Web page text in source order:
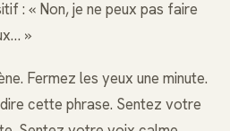
: « Non, je ne peux pas faire
»
Fermez les yeux une minute.
cette phrase. Sentez votre